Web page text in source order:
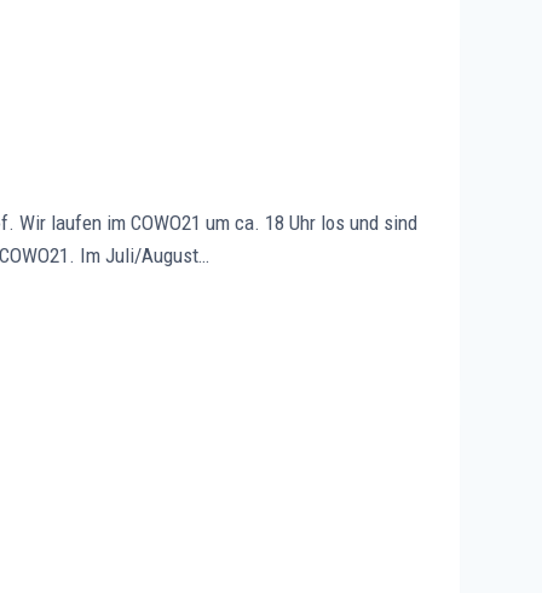
laufen im COWO21 um ca. 18 Uhr los und sind
Im Juli/August…